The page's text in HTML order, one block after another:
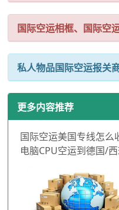
国际空运相框、国际空
私人物品国际空运报关
更多内容推荐
国际空运美国专线怎么
电脑CPU空运到德国/